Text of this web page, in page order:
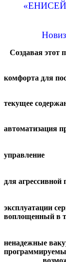
Создавая этот
комфорта для
-
текущее
-
автоматизация
-
управление
-
для агрессивной
эксплуатации
воплощенный в
- не
ненадежные